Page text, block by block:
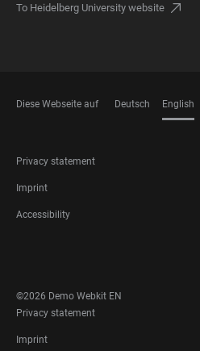
To Heidelberg University website
Diese Webseite auf Deutsch English
FOOTER
LEGAL
Privacy statement
Imprint
Accessibility
MEDIA
©2026 Demo Webkit EN
FOOTER
LEGAL
Privacy statement
Imprint